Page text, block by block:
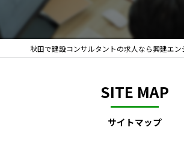
サイトマップ
SITE MAP